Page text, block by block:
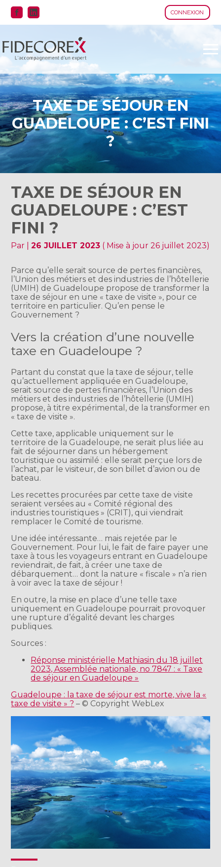
CONNEXION
Aller
contenu
TAXE DE SÉJOUR EN
GUADELOUPE : C’EST FINI
?
TAXE DE SÉJOUR EN
GUADELOUPE : C’EST
FINI ?
Par |26 JUILLET 2023 ( Mise à jour 26 juillet 2023)
Parce qu’elle serait source de pertes financières,
l’Union des métiers et des industries de l’hôtellerie
(UMIH) de Guadeloupe propose de transformer la
taxe de séjour en une « taxe de visite », pour ce
territoire en particulier. Qu’en pense le
Gouvernement ?
Vers la création d’une nouvelle
taxe en Guadeloupe ?
Partant du constat que la taxe de séjour, telle
qu’actuellement appliquée en Guadeloupe,
serait source de pertes financières, l’Union des
métiers et des industries de l’hôtellerie (UMIH)
propose, à titre expérimental, de la transformer en
« taxe de visite ».
Cette taxe, applicable uniquement sur le
territoire de la Guadeloupe, ne serait plus liée au
fait de séjourner dans un hébergement
touristique ou assimilé : elle serait perçue lors de
l’achat, par le visiteur, de son billet d’avion ou de
bateau.
Les recettes procurées par cette taxe de visite
seraient versées au « Comité régional des
industries touristiques » (CRIT), qui viendrait
remplacer le Comité de tourisme.
Une idée intéressante… mais rejetée par le
Gouvernement. Pour lui, le fait de faire payer une
taxe à tous les voyageurs entrant en Guadeloupe
reviendrait, de fait, à créer une taxe de
débarquement… dont la nature « fiscale » n’a rien
à voir avec la taxe de séjour !
En outre, la mise en place d’une telle taxe
uniquement en Guadeloupe pourrait provoquer
une rupture d’égalité devant les charges
publiques.
Sources :
Réponse ministérielle Mathiasin du 18 juillet
2023, Assemblée nationale, no 7847 : « Taxe
de séjour en Guadeloupe »
Guadeloupe : la taxe de séjour est morte, vive la «
taxe de visite » ? – © Copyright WebLex